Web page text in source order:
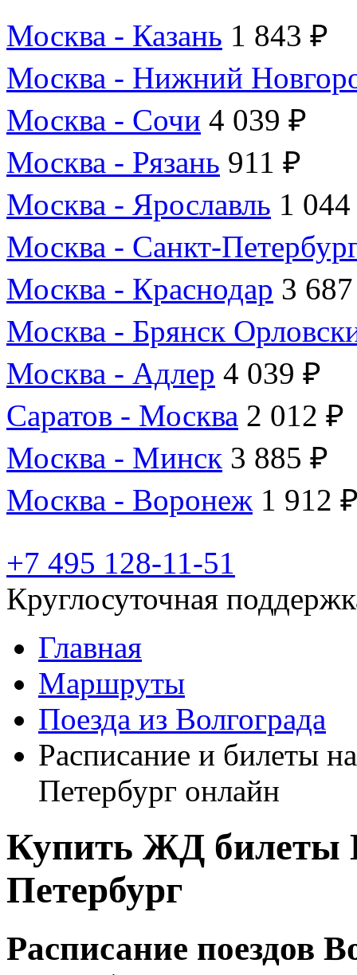
Москва - Казань 1 843 ₽
Москва - Нижний
Москва - Сочи 4 039 ₽
Москва - Рязань 911 ₽
Москва - Ярославль 1
Москва - Санкт-
Москва - Краснодар 3
Москва - Брянск
Москва - Адлер 4 039 ₽
Саратов - Москва 2 012 ₽
Москва - Минск 3 885 ₽
Москва - Воронеж 1 912
+7 495 128-11-51
Круглосуточная
Главная
Маршруты
Поезда из Волгограда
Расписание и билеты
Петербург онлайн
Купить ЖД билеты
Петербург
Расписание поездов